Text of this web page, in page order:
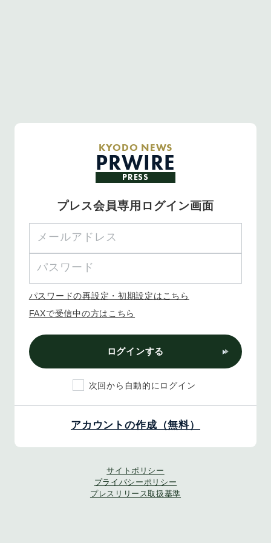
KYODO NEWS
PRWIRE
PRESS
プレス会員専用ログイン画面
パスワードの再設定・初期設定はこちら
FAXで受信中の方はこちら
ログインする
次回から自動的にログイン
アカウントの作成（無料）
サイトポリシー
プライバシーポリシー
プレスリリース取扱基準